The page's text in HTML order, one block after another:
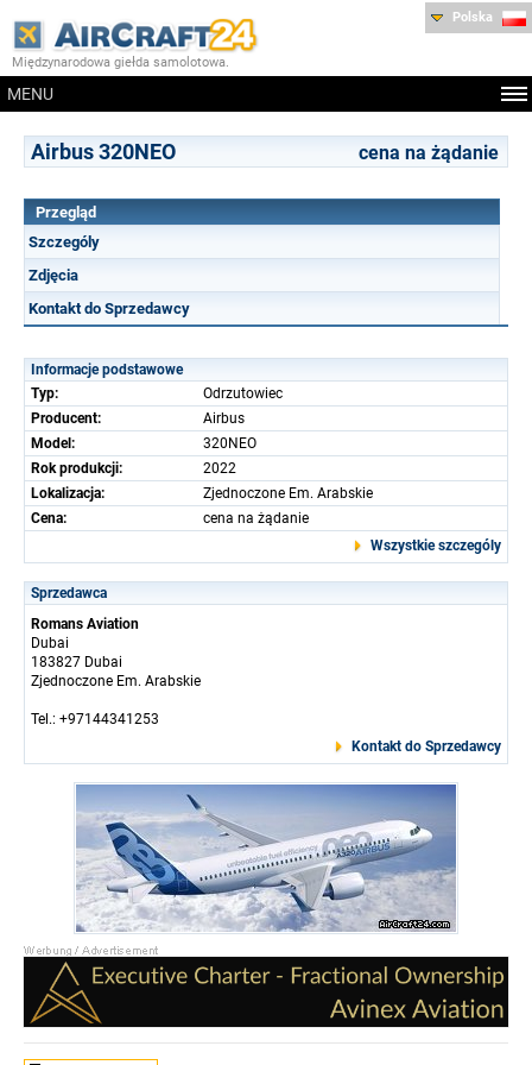
Międzynarodowa giełda samolotowa.
MENU
Polska
Airbus 320NEO cena na żądanie
Przegląd
Szczególy
Zdjęcia
Kontakt do Sprzedawcy
Informacje podstawowe
Typ:
Odrzutowiec
Producent:
Airbus
Model:
320NEO
Rok produkcji:
2022
Lokalizacja:
Zjednoczone Em. Arabskie
Cena:
cena na żądanie
Wszystkie szczególy
Sprzedawca
Romans Aviation
Dubai
183827 Dubai
Zjednoczone Em. Arabskie
Tel.: +97144341253
Kontakt do Sprzedawcy